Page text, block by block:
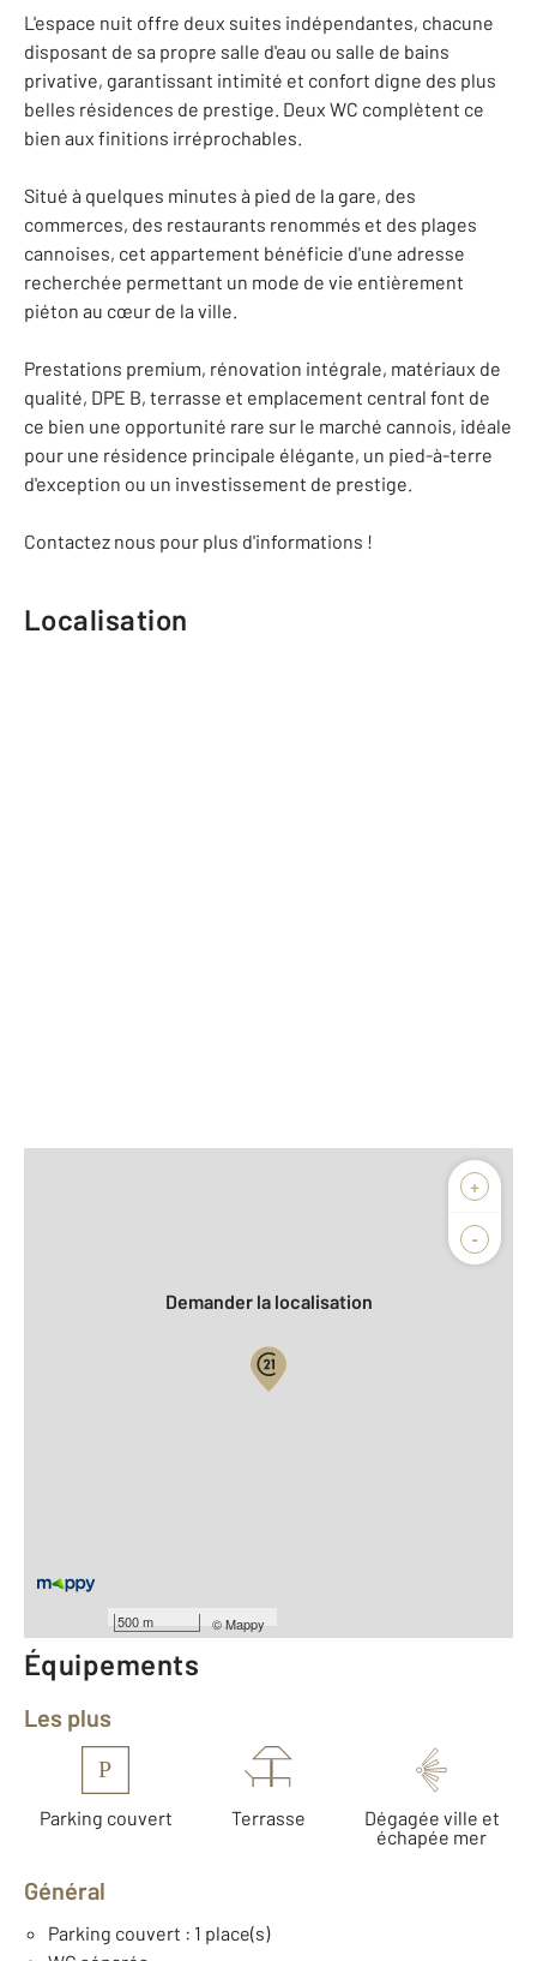
L'espace nuit offre deux suites indépendantes, chacune
disposant de sa propre salle d'eau ou salle de bains
privative, garantissant intimité et confort digne des plus
belles résidences de prestige. Deux WC complètent ce
bien aux finitions irréprochables.
Situé à quelques minutes à pied de la gare, des
commerces, des restaurants renommés et des plages
cannoises, cet appartement bénéficie d'une adresse
recherchée permettant un mode de vie entièrement
piéton au cœur de la ville.
Prestations premium, rénovation intégrale, matériaux de
qualité, DPE B, terrasse et emplacement central font de
ce bien une opportunité rare sur le marché cannois, idéale
pour une résidence principale élégante, un pied-à-terre
d'exception ou un investissement de prestige.
Contactez nous pour plus d'informations !
Localisation
+
-
500 m ©Mappy
Biens vendus
Demander la localisation
Année construction : 2023
Équipements
Les plus
P
Parking couvert Terrasse
Dégagée ville et
échapée mer
Général
Parking couvert : 1 place(s)